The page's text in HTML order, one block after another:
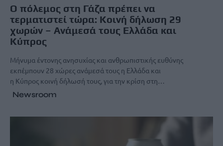
Ο πόλεμος στη Γάζα πρέπει να
τερματιστεί τώρα: Κοινή δήλωση 29
χωρών – Ανάμεσά τους Ελλάδα και
Κύπρος
Μήνυμα έντονης ανησυχίας και ανθρωπιστικής ευθύνης
εκπέμπουν 28 χώρες ανάμεσά τους η Ελλάδα και
η Κύπρος κοινή δήλωσή τους, για την κρίση στη…
Newsroom